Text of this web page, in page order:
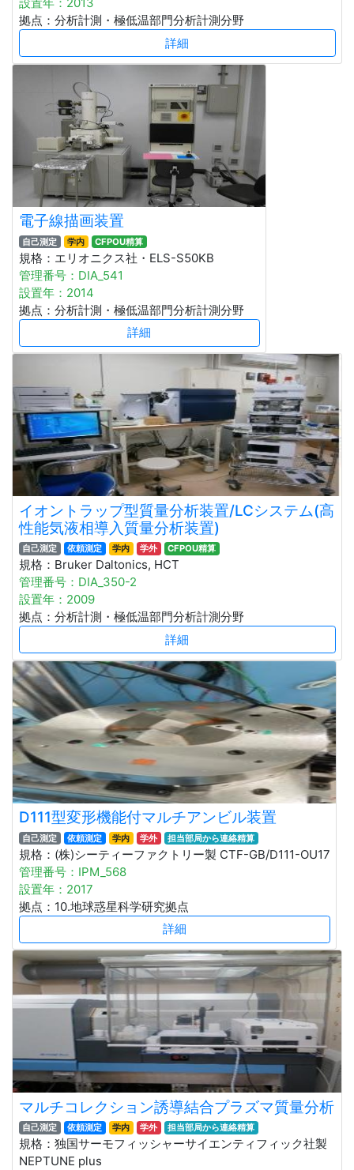
拠点：分析計測・極低温部門分析計測分野
詳細
電子線描画装置
自己測定 学内 CFPOU精算
規格：エリオニクス社・ELS-S50KB
管理番号：DIA_541
設置年：2014
拠点：分析計測・極低温部門分析計測分野
詳細
イオントラップ型質量分析装置/LCシステム(高
性能気液相導入質量分析装置)
自己測定 依頼測定 学内 学外 CFPOU精算
規格：Bruker Daltonics, HCT
管理番号：DIA_350-2
設置年：2009
拠点：分析計測・極低温部門分析計測分野
詳細
D111型変形機能付マルチアンビル装置
自己測定 依頼測定 学内 学外 担当部局から連絡精算
規格：(株)シーティーファクトリー製 CTF-GB/D111-OU17
管理番号：IPM_568
設置年：2017
拠点：10.地球惑星科学研究拠点
詳細
マルチコレクション誘導結合プラズマ質量分析
自己測定 依頼測定 学内 学外 担当部局から連絡精算
規格：独国サーモフィッシャーサイエンティフィック社製
NEPTUNE plus